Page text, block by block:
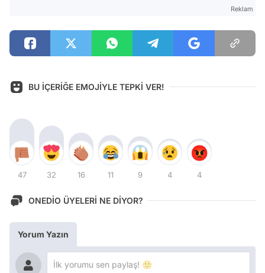
Reklam
BU İÇERİĞE EMOJİYLE TEPKİ VER!
47 32 16 11 9 4 4
ONEDİO ÜYELERİ NE DİYOR?
Yorum Yazın